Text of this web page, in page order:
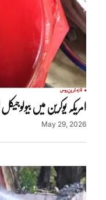
تازہ ترینروس
امریکہ یوکرین میں
May 29, 2026